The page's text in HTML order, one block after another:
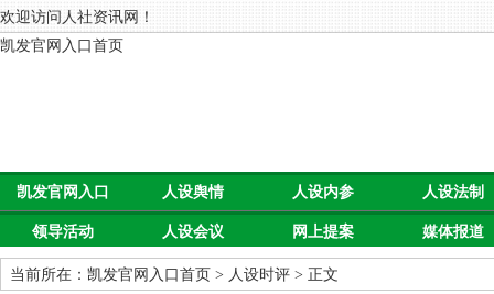
欢迎访问人社资讯网！
凯发官网入口首页
凯发官网入口
首页
人设舆情 人设内参 人设法制
领导活动 人设会议 网上提案 媒体报道
当前所在： 凯发官网入口首页 > 人设时评 > 正文